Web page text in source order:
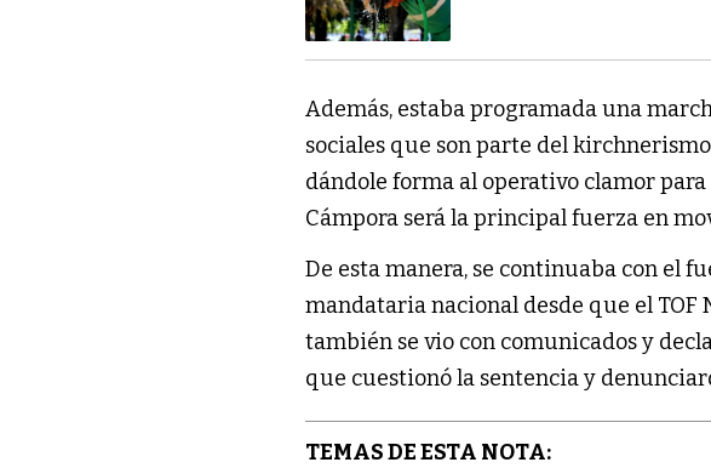
Además, estaba programada una
sociales que son parte del
dándole forma al operativo clamor
Cámpora será la principal fuerza en
De esta manera, se continuaba con el
mandataria nacional desde que el TOF
también se vio con comunicados y
que cuestionó la sentencia y
TEMAS DE ESTA NOTA: